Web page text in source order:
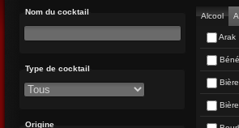
Nom du cocktail
Type de cocktail
Origine
Alcool
Arak